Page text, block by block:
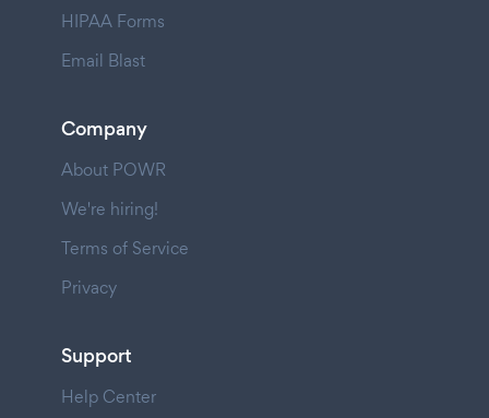
HIPAA Forms
Email Blast
Company
About POWR
We're hiring!
Terms of Service
Privacy
Support
Help Center